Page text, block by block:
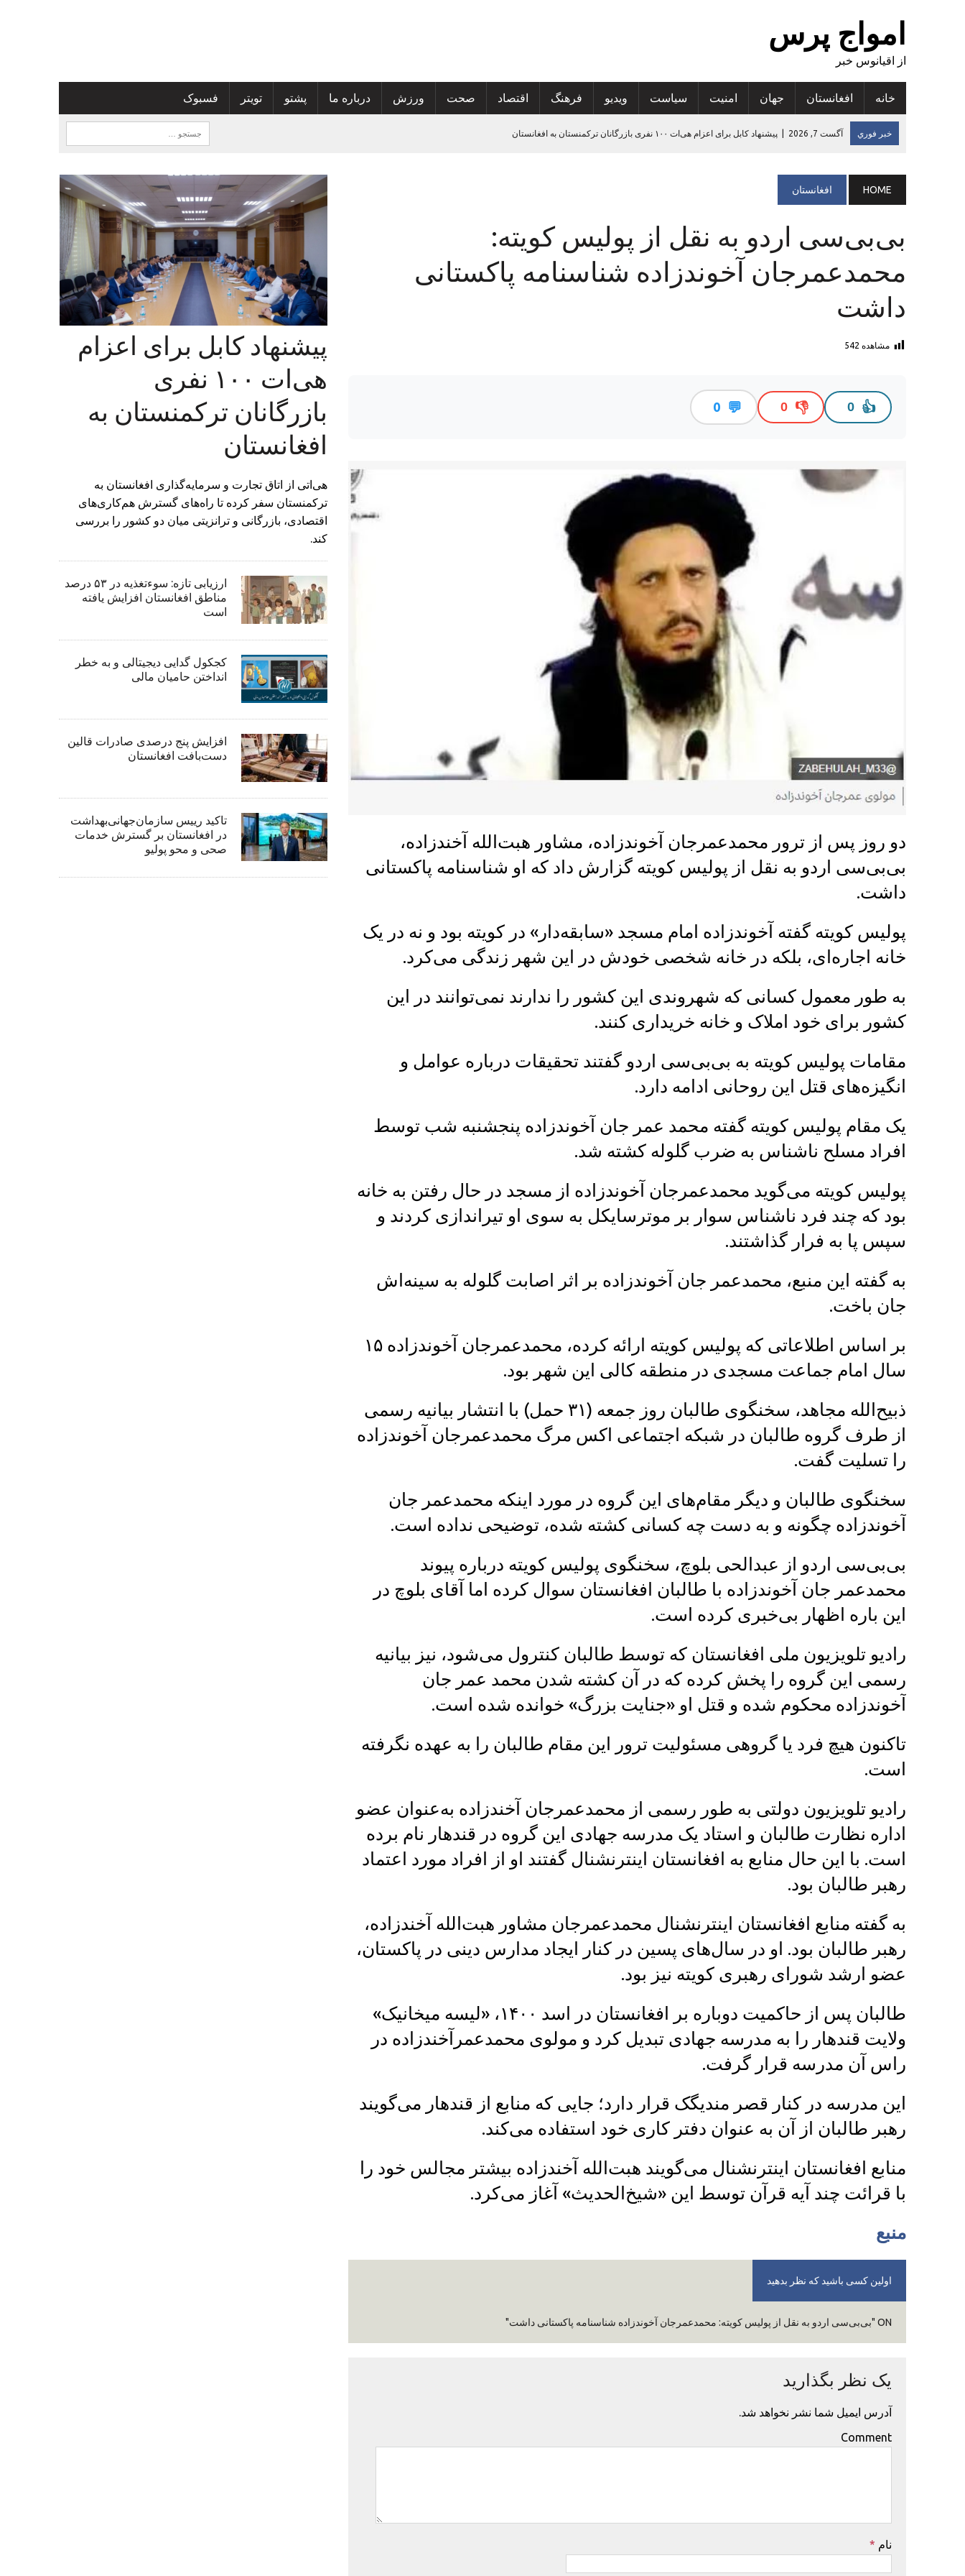
امواج پرس
از اقیانوس خبر
خانه افغانستان جهان امنيت سياست ویدیو فرهنگ اقتصاد صحت ورزش درباره ما پشتو تویتر فسبوک
خبر فوري آگست 7, 2026 ارزیابی تازه: سوءتغذیه در ۵۳ درصد مناطق افغانستان افزایش یافته است
آگست 6, 2026 | تاکید رییس سازمان‌جهانی‌بهداشت در افغانستان بر گسترش خدمات صحی و محو پولیو
پیشنهاد کابل برای اعزام هی‌ات ۱۰۰ نفری بازرگانان ترکمنستان به افغانستان
HOME افغانستان
بی‌بی‌سی اردو به نقل از پولیس کویته:
محمدعمرجان آخوندزاده شناسنامه پاکستانی
داشت
مشاهده 542
👍
0
👎
0
💬
0
دو روز پس از ترور محمدعمرجان آخوندزاده، مشاور هبت‌الله آخندزاده،
بی‌بی‌سی اردو به نقل از پولیس کویته گزارش داد که او شناسنامه پاکستانی
داشت.
پولیس کویته گفته آخوندزاده امام مسجد «سابقه‌دار» در کویته بود و نه در یک
خانه اجاره‌ای، بلکه در خانه شخصی خودش در این شهر زندگی می‌کرد.
به طور معمول کسانی که شهروندی این کشور را ندارند نمی‌توانند در این
کشور برای خود املاک و خانه خریداری کنند.
مقامات پولیس کویته به بی‌بی‌سی اردو گفتند تحقیقات درباره عوامل و
انگیزه‌های قتل این روحانی ادامه دارد.
یک مقام پولیس کویته گفته محمد عمر جان آخوندزاده پنجشنبه شب توسط
افراد مسلح ناشناس به ضرب گلوله کشته شد.
پولیس کویته می‌گوید محمدعمرجان آخوندزاده از مسجد در حال رفتن به خانه
بود که چند فرد ناشناس سوار بر موترسایکل به سوی او​ تیراندازی کردند و
سپس پا به فرار گذاشتند.
به گفته این منبع، محمدعمر جان آخوندزاده بر اثر اصابت گلوله به سینه‌اش
جان باخت.
بر اساس اطلاعاتی که پولیس کویته ارائه کرده، محمدعمرجان آخوندزاده ۱۵
سال امام جماعت مسجدی در منطقه کالی این شهر بود.
ذبیح‌الله مجاهد، سخنگوی طالبان روز جمعه (۳۱ حمل) با انتشار بیانیه رسمی
از طرف گروه طالبان در شبکه اجتماعی اکس مرگ محمدعمرجان آخوندزاده
را تسلیت گفت.
سخنگوی طالبان و دیگر مقام‌های این گروه در مورد اینکه محمدعمر جان
آخوندزاده چگونه و به دست چه کسانی کشته شده، توضیحی نداده‌ است.
بی‌بی‌سی اردو از عبدالحی بلوچ، سخنگوی پولیس کویته درباره پیوند
محمدعمر جان آخوندزاده با طالبان افغانستان سوال کرده اما آقای بلوچ در
این باره اظهار بی‌خبری کرده است.
رادیو تلویزیون ملی افغانستان که توسط طالبان کنترول می‌شود، نیز بیانیه
رسمی این گروه را پخش کرده که در آن کشته شدن محمد عمر جان
آخوندزاده محکوم شده و قتل او «جنایت بزرگ» خوانده شده است.
تاکنون هیچ فرد یا گروهی مسئولیت ترور این مقام طالبان را به عهده نگرفته
است.
رادیو تلویزیون دولتی به طور رسمی از محمدعمرجان آخندزاده به‌عنوان عضو
اداره نظارت طالبان و استاد یک مدرسه جهادی این گروه در قندهار نام برده
است. با این حال منابع به افغانستان اینترنشنال گفتند او از افراد مورد اعتماد
رهبر طالبان بود.
به گفته منابع افغانستان اینترنشنال محمدعمرجان مشاور هبت‌الله آخندزاده،
رهبر طالبان بود. او در سال‌های پسین در کنار ایجاد مدارس دینی در پاکستان،
عضو ارشد شورای رهبری کویته نیز بود.
طالبان پس از حاکمیت دوباره بر افغانستان در اسد ۱۴۰۰، «لیسه میخانیک»
ولایت قندهار را به مدرسه جهادی تبدیل کرد و مولوی محمدعمرآخندزاده در
راس آن مدرسه قرار گرفت.
این مدرسه در کنار قصر مندیگک قرار دارد؛ جایی که منابع از قندهار می‌گویند
رهبر طالبان از آن به عنوان دفتر کاری خود استفاده می‌کند.
منابع افغانستان اینترنشنال می‌گویند هبت‌الله آخندزاده بیشتر مجالس خود را
با قرائت چند آیه قرآن توسط این «شیخ‌الحدیث» آغاز می‌کرد.
منبع
اولین کسی باشید که نظر بدهید
ON "بی‌بی‌سی اردو به نقل از پولیس کویته: محمدعمرجان آخوندزاده شناسنامه پاکستانی داشت"
یک نظر بگذارید
آدرس ایمیل شما نشر نخواهد شد.
Comment
نام *
پیشنهاد کابل برای اعزام
هی‌ات ۱۰۰ نفری
بازرگانان ترکمنستان به
افغانستان
هی‌اتی از اتاق تجارت و سرمایه‌گذاری افغانستان به
ترکمنستان سفر کرده تا راه‌های گسترش هم‌کاری‌های
اقتصادی، بازرگانی و ترانزیتی میان دو کشور را بررسی
کند.
ارزیابی تازه: سوءتغذیه در ۵۳ درصد
مناطق افغانستان افزایش یافته
است
کجکول گدایی دیجیتالی و به خطر
انداختن حامیان مالی
افزایش پنج درصدی صادرات قالین
دست‌بافت افغانستان
تاکید رییس سازمان‌جهانی‌بهداشت
در افغانستان بر گسترش خدمات
صحی و محو پولیو